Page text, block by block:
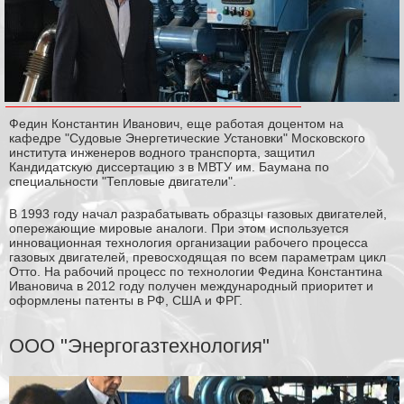
Федин Константин Иванович, еще работая доцентом на
кафедре "Судовые Энергетические Установки" Московского
института инженеров водного транспорта, защитил
Кандидатскую диссертацию з в МВТУ им. Баумана по
специальности "Тепловые двигатели".
В 1993 году начал разрабатывать образцы газовых двигателей,
опережающие мировые аналоги. При этом используется
инновационная технология организации рабочего процесса
газовых двигателей, превосходящая по всем параметрам цикл
Отто. На рабочий процесс по технологии Федина Константина
Ивановича в 2012 году получен международный приоритет и
оформлены патенты в РФ, США и ФРГ.
ООО "Энергогазтехнология"